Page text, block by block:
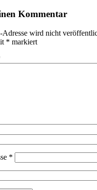
Kommentar
wird nicht
* markiert
*